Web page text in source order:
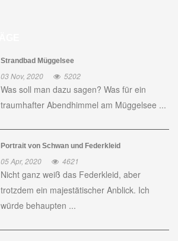
Strandbad Müggelsee
03 Nov, 2020 5202
Was soll man dazu sagen? Was für ein
traumhafter Abendhimmel am Müggelsee ...
Portrait von Schwan und Federkleid
05 Apr, 2020 4621
Nicht ganz weiß das Federkleid, aber
trotzdem ein majestätischer Anblick. Ich
würde behaupten ...